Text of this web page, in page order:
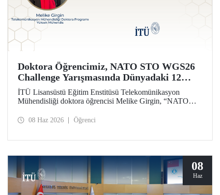
Doktora Öğrencimiz, NATO STO WGS26
Challenge Yarışmasında Dünyadaki 12
Finalist Arasında!
İTÜ Lisansüstü Eğitim Enstitüsü Telekomünikasyon
Mühendisliği doktora öğrencisi Melike Girgin, “NATO
Challenge” yarışmasında finalist olmaya hak kazandı.
08 Haz 2026 Öğrenci
08
Haz